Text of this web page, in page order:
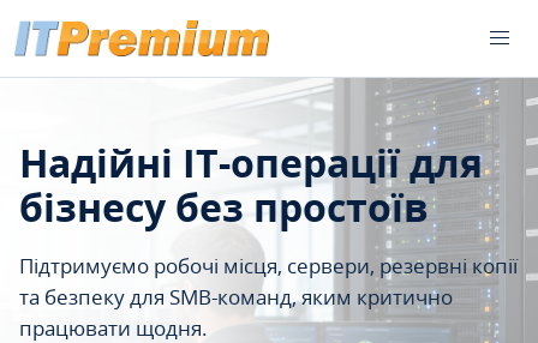
Надійні IT-операції для
бізнесу без простоїв
Підтримуємо робочі місця, сервери, резервні копії
та безпеку для SMB-команд, яким критично
працювати щодня.